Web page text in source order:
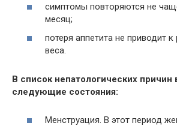
симптомы повторяются не
месяц;
потеря аппетита не приводит к
веса.
В список непатологических причин
следующие состояния:
Менструация. В этот период